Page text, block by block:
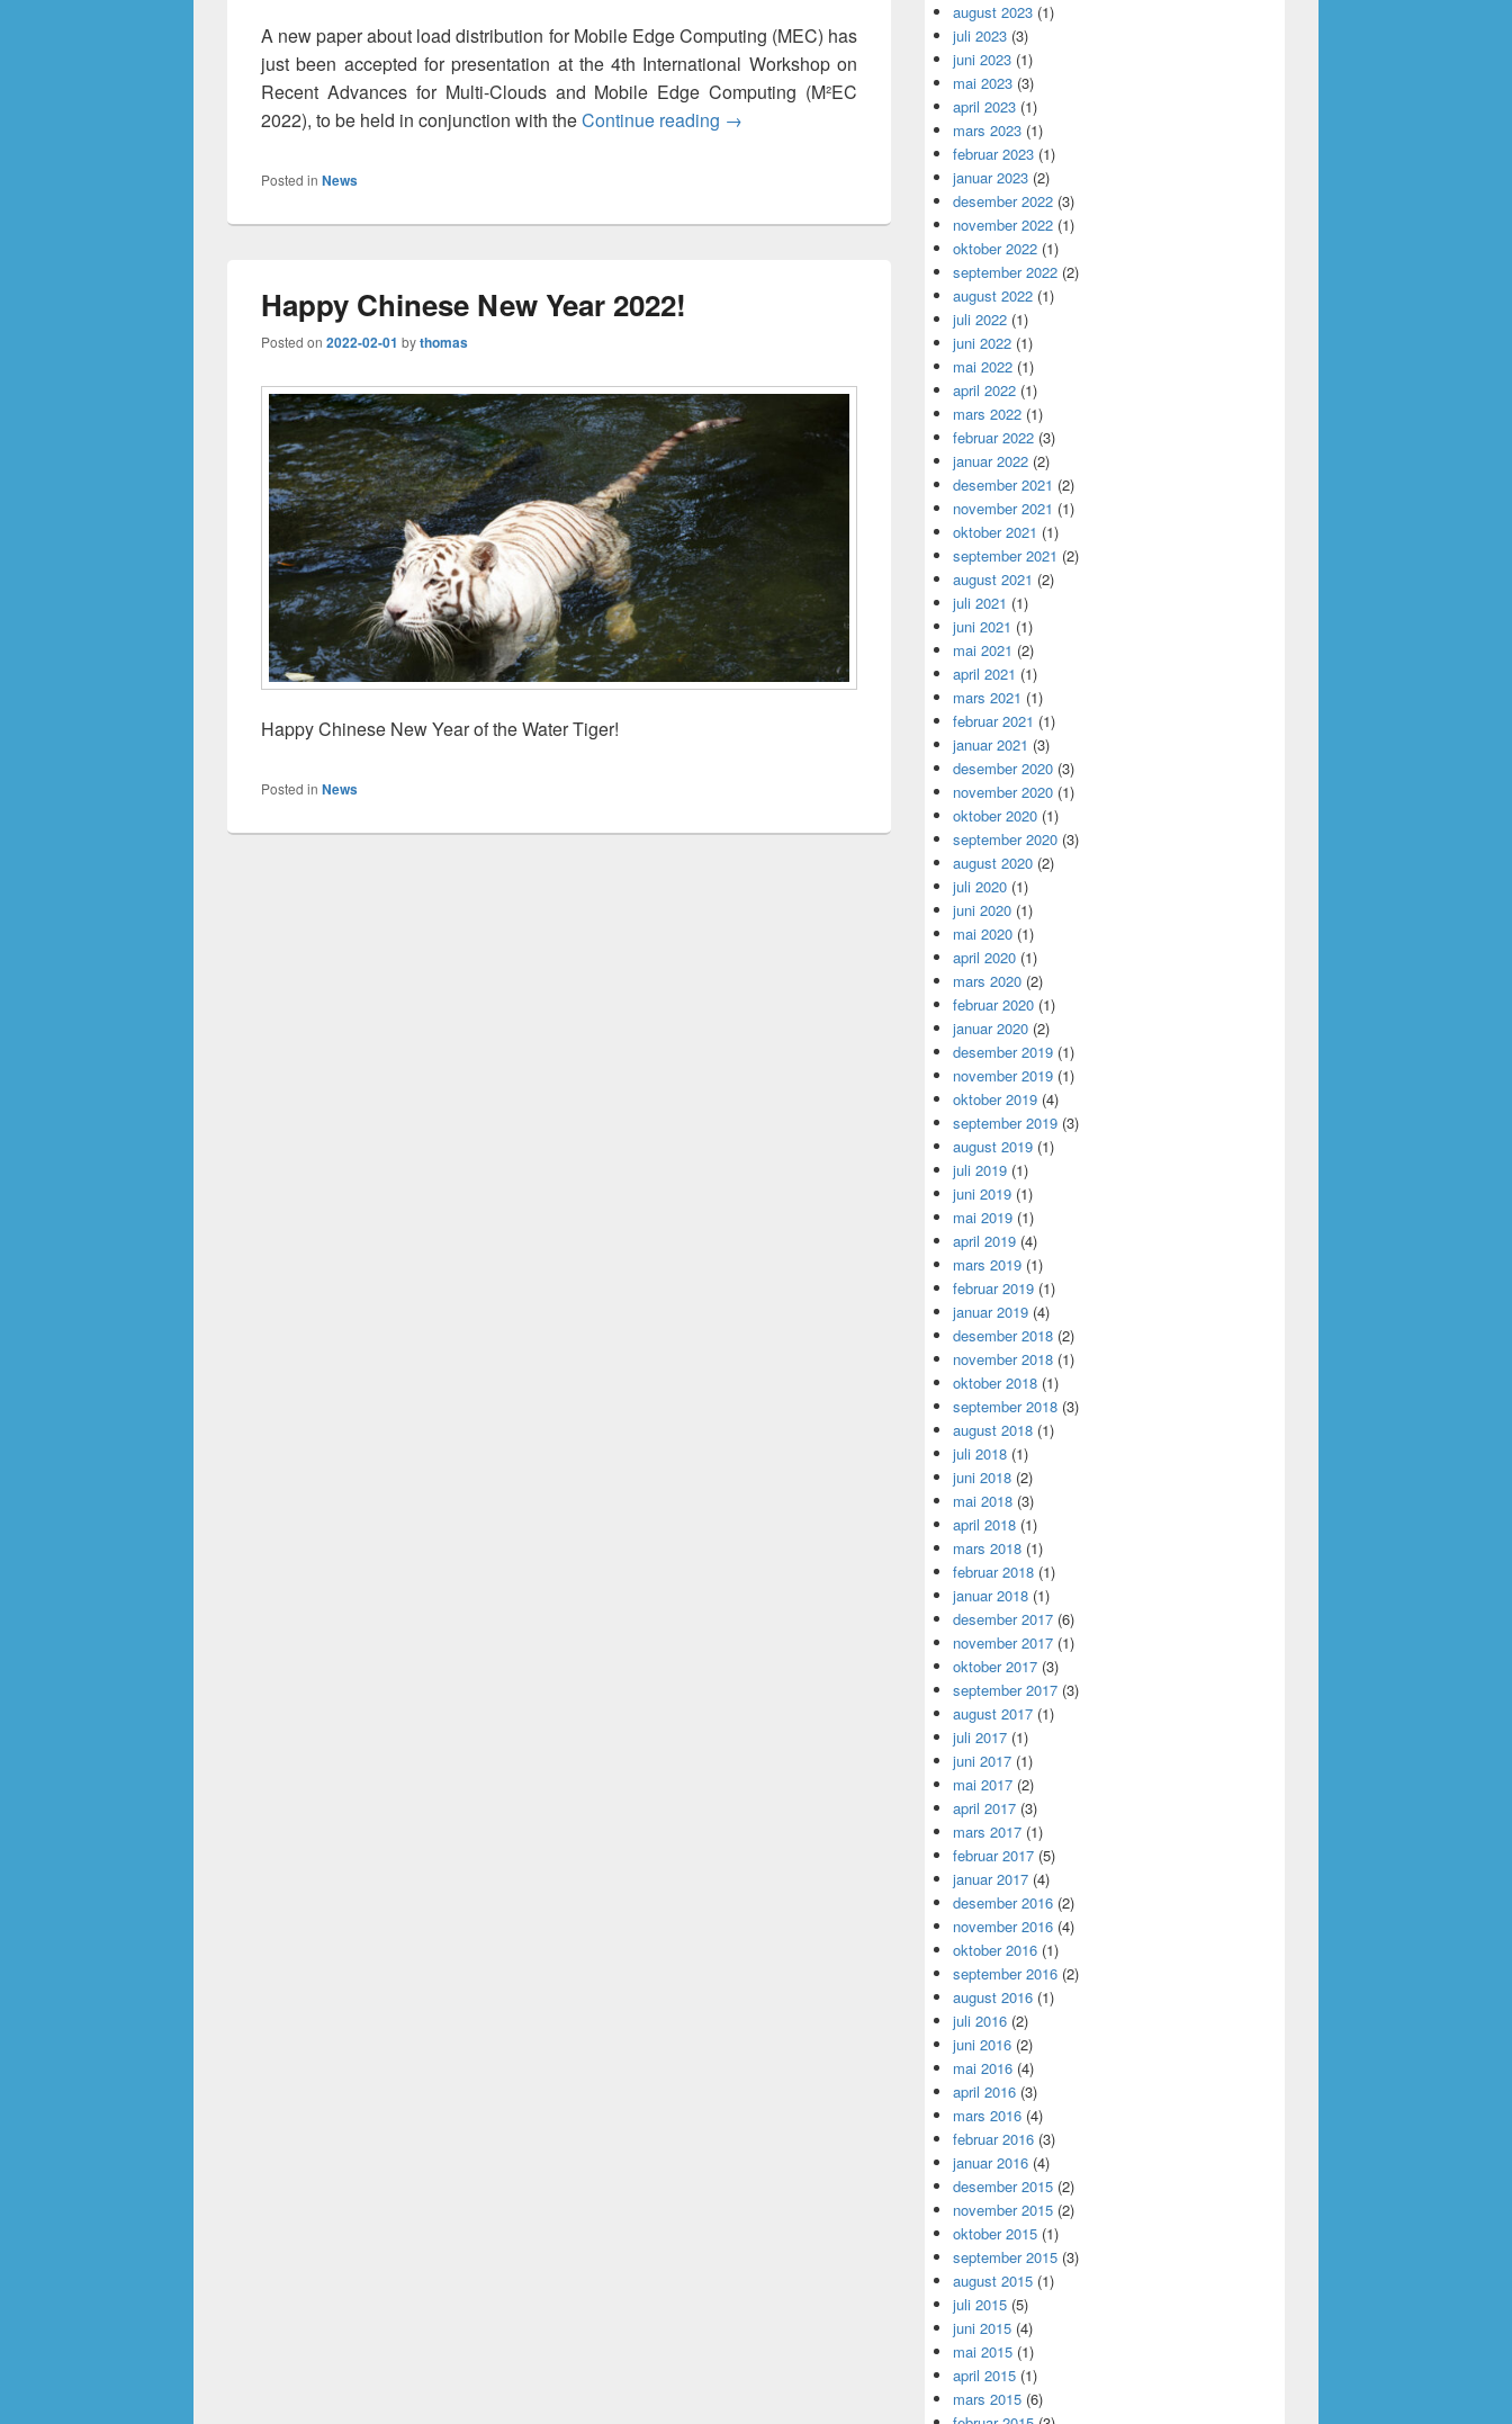
A new paper about load distribution for Mobile Edge Computing (MEC) has
just been accepted for presentation at the 4th International Workshop on
Recent Advances for Multi-Clouds and Mobile Edge Computing (M²EC
2022), to be held in conjunction with theContinue reading Load Distribution for Mobile Edge Computing with Reliable Server Pooling
→
Posted in News
Happy Chinese New Year 2022!
Posted on 2022-02-01 bythomas
Happy Chinese New Year of the Water Tiger!
Posted in News
august 2023 (1)
juli 2023 (3)
juni 2023 (1)
mai 2023 (3)
april 2023 (1)
mars 2023 (1)
februar 2023 (1)
januar 2023 (2)
desember 2022 (3)
november 2022 (1)
oktober 2022 (1)
september 2022 (2)
august 2022 (1)
juli 2022 (1)
juni 2022 (1)
mai 2022 (1)
april 2022 (1)
mars 2022 (1)
februar 2022 (3)
januar 2022 (2)
desember 2021 (2)
november 2021 (1)
oktober 2021 (1)
september 2021 (2)
august 2021 (2)
juli 2021 (1)
juni 2021 (1)
mai 2021 (2)
april 2021 (1)
mars 2021 (1)
februar 2021 (1)
januar 2021 (3)
desember 2020 (3)
november 2020 (1)
oktober 2020 (1)
september 2020 (3)
august 2020 (2)
juli 2020 (1)
juni 2020 (1)
mai 2020 (1)
april 2020 (1)
mars 2020 (2)
februar 2020 (1)
januar 2020 (2)
desember 2019 (1)
november 2019 (1)
oktober 2019 (4)
september 2019 (3)
august 2019 (1)
juli 2019 (1)
juni 2019 (1)
mai 2019 (1)
april 2019 (4)
mars 2019 (1)
februar 2019 (1)
januar 2019 (4)
desember 2018 (2)
november 2018 (1)
oktober 2018 (1)
september 2018 (3)
august 2018 (1)
juli 2018 (1)
juni 2018 (2)
mai 2018 (3)
april 2018 (1)
mars 2018 (1)
februar 2018 (1)
januar 2018 (1)
desember 2017 (6)
november 2017 (1)
oktober 2017 (3)
september 2017 (3)
august 2017 (1)
juli 2017 (1)
juni 2017 (1)
mai 2017 (2)
april 2017 (3)
mars 2017 (1)
februar 2017 (5)
januar 2017 (4)
desember 2016 (2)
november 2016 (4)
oktober 2016 (1)
september 2016 (2)
august 2016 (1)
juli 2016 (2)
juni 2016 (2)
mai 2016 (4)
april 2016 (3)
mars 2016 (4)
februar 2016 (3)
januar 2016 (4)
desember 2015 (2)
november 2015 (2)
oktober 2015 (1)
september 2015 (3)
august 2015 (1)
juli 2015 (5)
juni 2015 (4)
mai 2015 (1)
april 2015 (1)
mars 2015 (6)